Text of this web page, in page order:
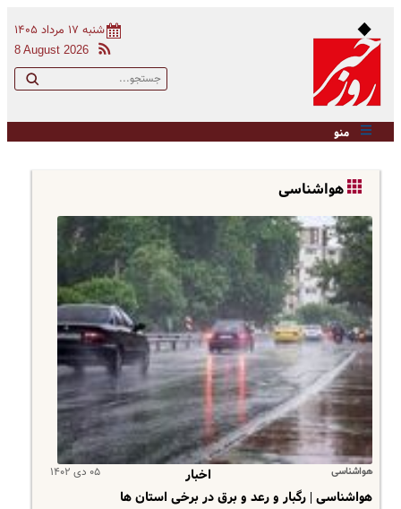
شنبه ۱۷ مرداد ۱۴۰۵
8 August 2026
منو
هواشناسی
هواشناسی ۰۵ دی ۱۴۰۲
اخبار
هواشناسی | رگبار و رعد و برق در برخی استان ها